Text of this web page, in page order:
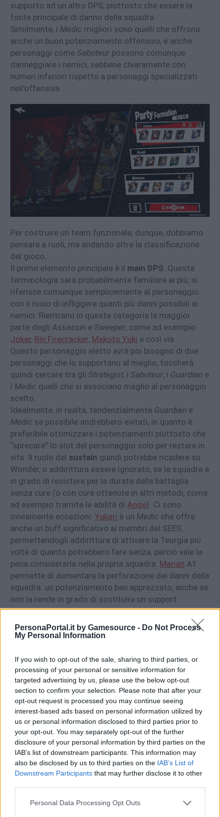
PersonaPortal.it by Gamesource - Do Not Process
My Personal Information
If you wish to opt-out of the sale, sharing to third parties, or
processing of your personal or sensitive information for
targeted advertising by us, please use the below opt-out
section to confirm your selection. Please note that after your
opt-out request is processed you may continue seeing
interest-based ads based on personal information utilized by
us or personal information disclosed to third parties prior to
your opt-out. You may separately opt-out of the further
disclosure of your personal information by third parties on the
IAB’s list of downstream participants. This information may
also be disclosed by us to third parties on the IAB’s List of
Downstream Participants that may further disclose it to other
Personal Data Processing Opt Outs
supporto ad un altro DPS, piuttosto che essere la
fonte principale di danno della squadra.
Similmente, i Medic migliori sono quelli che offrono
anche un buon potenziamento offensivo, e anche
personaggi come Saboteur possono comunque
danneggiare i nemici, sebbene chiaramente con
numeri inferiori rispetto a personaggi specializzati
nell’offensiva.
Per costruire un team funzionale, dunque, dobbiamo
pensare a ruoli, ma andando oltre la classificazione
del gioco.
Il primo elemento principale è il main DPS . Questa
terminologia sarà probabilmente familiare ai più, si
riferisce comunque semplicemente al personaggio
con il ruolo di infliggere quanti più danni possibili ai
nemici. Rientrano in questa categoria la maggior
parte degli Assassin e Sweeper, come ad esempio
Joker, Rin Firecracker, Makoto Yuki e così via.
Questo personaggio eletto avrà poi bisogno di due
personaggi che lo supportano al meglio, toccherà
quindi cercare tra gli Strategist, i Saboteur, i Guardian e
i Medic quelli che si associano meglio al personaggio
scelto.
Idealmente, in realtà, tendenzialmente Guardian e
Medic se possibile andrebbero evitati, in quanto è
preferibile ottimizzare i potenziamenti piuttosto che
“sprecare” lo slot del personaggio solo per restare in
vita. Il ruolo del sustain quindi potrebbe ricadere su
Wonder, o addirittura essere ignorato, se la squadra è
in grado di resistere per la durata della battaglia
senza cure (o con cure ottenute in altri metodi, come
ad esempio tramite le abilità di Ange). Ci sono
ovviamente eccezioni: Yukari è un Medic che offre
anche un buff significativo ai membri del SEES,
permettendogli addirittura di attivare la Teurgia più
volte di quanto potrebbero fare senza, perciò vale la
pena considerarla nella propria squadra. Marian A1
permette di aumentare la perforazione dei danni della
squadra: un potenziamento ben apprezzato, anche se
non la rende in grado di sostituire un support
dedicato.
Altra eccezione sono alcune battaglie specifiche del
Nightmare’s Gatewayche richiedono nelle condizioni
un aumento considerevole dei danni subiti. Le
condizioni di queste battaglie sono fondamentali da
controllare per costruire un team adatto, potrebbero
anche richiedere la presenza di almeno 2Assassino
Sweeper, per potenziare in modo accettabile il
punteggio ottenuto.
support scelti sono molto specifici per
personaggio, e tendenzialmente le guide sul sito
specificano le combinazioni ideali da usare nella
squadra. Non esiste una regola base per stabilire chi è
il migliore, bisogna valutare la sinergie tra le loro
abilità. Tuttavia segue un breve elenco con i
personaggi di supporto più utilizzati e l’efficacia che